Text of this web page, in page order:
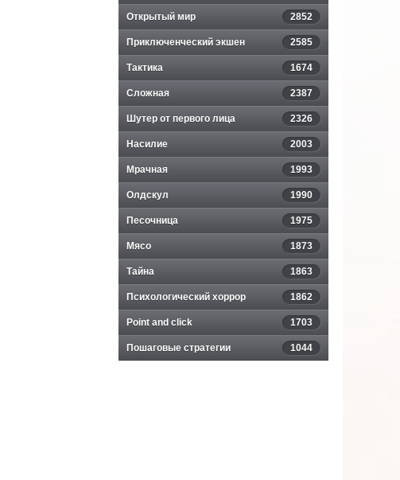
Открытый мир 2852
Приключенческий экшен 2585
Тактика 1674
Сложная 2387
Шутер от первого лица 2326
Насилие 2003
Мрачная 1993
Олдскул 1990
Песочница 1975
Мясо 1873
Тайна 1863
Психологический хоррор 1862
Point and click 1703
Пошаговые стратегии 1044